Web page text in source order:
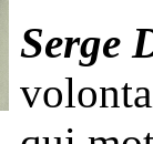
Serge